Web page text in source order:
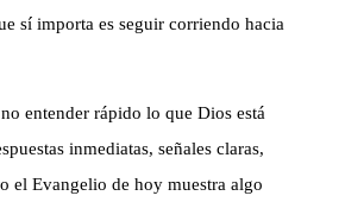
sí importa es seguir corriendo hacia
entender rápido lo que Dios está
inmediatas, señales claras,
el Evangelio de hoy muestra algo